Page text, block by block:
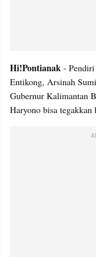
Hi!Pontianak - Pendiri
Entikong, Arsinah
Gubernur Kalimantan
Haryono bisa